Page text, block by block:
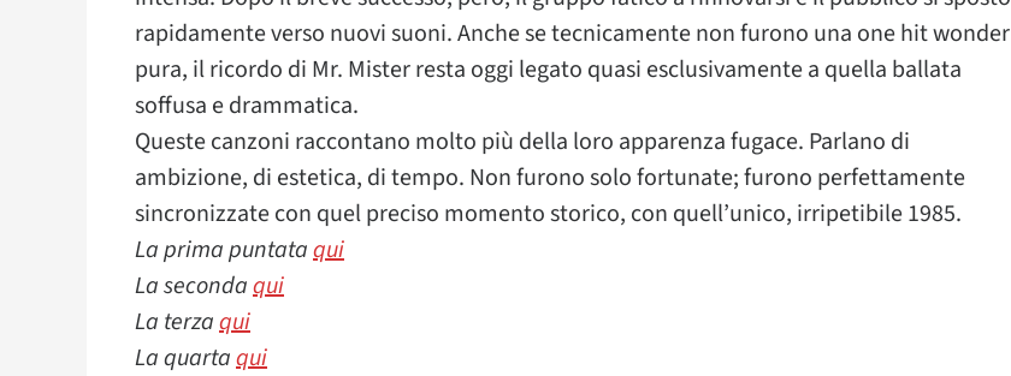
rapidamente verso nuovi suoni. Anche se tecnicamente non furono una one hit wonder
pura, il ricordo di Mr. Mister resta oggi legato quasi esclusivamente a quella ballata
soffusa e drammatica.
Queste canzoni raccontano molto più della loro apparenza fugace. Parlano di
ambizione, di estetica, di tempo. Non furono solo fortunate; furono perfettamente
sincronizzate con quel preciso momento storico, con quell’unico, irripetibile 1985.
La prima puntataqui
La secondaqui
La terzaqui
La quartaqui